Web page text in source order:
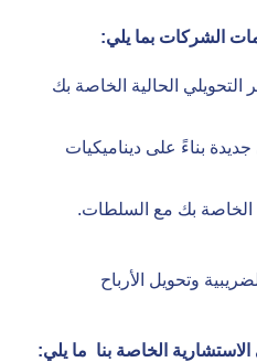
الشركات بما يلي:
التحويلي الحالية الخاصة بك
بناءً على ديناميكيات
الخاصة بك مع السلطات.
وتحويل الأرباح
الخاصة بنا ما يلي: